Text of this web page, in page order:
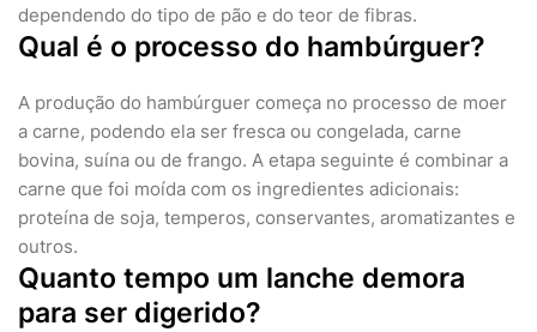
dependendo do tipo de pão e do teor de fibras.
Qual é o processo do hambúrguer?
A produção do hambúrguer começa no processo de moer
a carne, podendo ela ser fresca ou congelada, carne
bovina, suína ou de frango. A etapa seguinte é combinar a
carne que foi moída com os ingredientes adicionais:
proteína de soja, temperos, conservantes, aromatizantes e
outros.
Quanto tempo um lanche demora
para ser digerido?